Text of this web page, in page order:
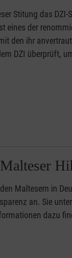
Stitung das
eines der
den ihr
DZI überprüft,
Maltesern in
an. Sie
dazu